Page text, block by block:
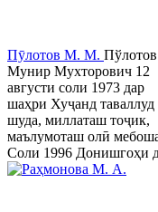
Пӯлотов М. М. Пўлотов
Мунир Мухторович 12
августи соли 1973 дар
шаҳри Хуҷанд таваллуд
шуда, миллаташ тоҷик,
маълумоташ олӣ
Соли 1996 Донишгоҳи